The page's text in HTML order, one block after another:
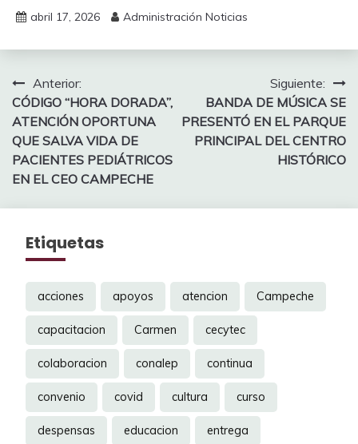
abril 17, 2026 Administración Noticias
Navegación
de
entradas
Anterior:
CÓDIGO “HORA DORADA”,
ATENCIÓN OPORTUNA
QUE SALVA VIDA DE
PACIENTES PEDIÁTRICOS
EN EL CEO CAMPECHE
Siguiente:
BANDA DE MÚSICA SE
PRESENTÓ EN EL PARQUE
PRINCIPAL DEL CENTRO
HISTÓRICO
Etiquetas
acciones apoyos atencion Campeche
capacitacion Carmen cecytec
colaboracion conalep continua
convenio covid cultura curso
despensas educacion entrega